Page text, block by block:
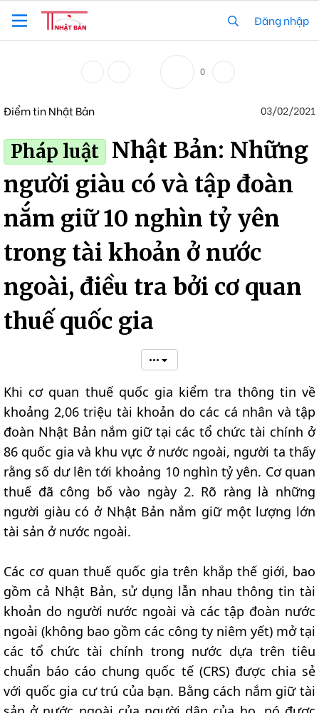
Đăng nhập
0
Điểm tin Nhật Bản 03/02/2021
Pháp luật Nhật Bản: Những
người giàu có và tập đoàn
nắm giữ 10 nghìn tỷ yên
trong tài khoản ở nước
ngoài, điều tra bởi cơ quan
thuế quốc gia
•••
Khi cơ quan thuế quốc gia kiểm tra thông tin về
khoảng 2,06 triệu tài khoản do các cá nhân và tập
đoàn Nhật Bản nắm giữ tại các tổ chức tài chính ở
86 quốc gia và khu vực ở nước ngoài, người ta thấy
rằng số dư lên tới khoảng 10 nghìn tỷ yên. Cơ quan
thuế đã công bố vào ngày 2. Rõ ràng là những
người giàu có ở Nhật Bản nắm giữ một lượng lớn
tài sản ở nước ngoài.
Các cơ quan thuế quốc gia trên khắp thế giới, bao
gồm cả Nhật Bản, sử dụng lẫn nhau thông tin tài
khoản do người nước ngoài và các tập đoàn nước
ngoài (không bao gồm các công ty niêm yết) mở tại
các tổ chức tài chính trong nước dựa trên tiêu
chuẩn báo cáo chung quốc tế (CRS) được chia sẻ
với quốc gia cư trú của bạn. Bằng cách nắm giữ tài